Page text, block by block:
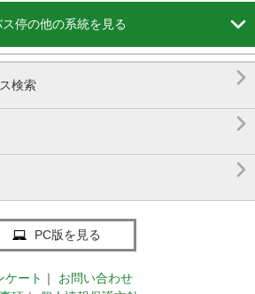
ス停の他の系統を見る 
検索 


PC版を見る
ケート ｜
お問い合わせ